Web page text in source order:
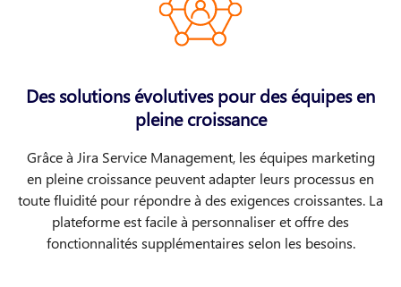
Des solutions évolutives pour des équipes en
pleine croissance
Grâce à Jira Service Management, les équipes marketing
en pleine croissance peuvent adapter leurs processus en
toute fluidité pour répondre à des exigences croissantes. La
plateforme est facile à personnaliser et offre des
fonctionnalités supplémentaires selon les besoins.